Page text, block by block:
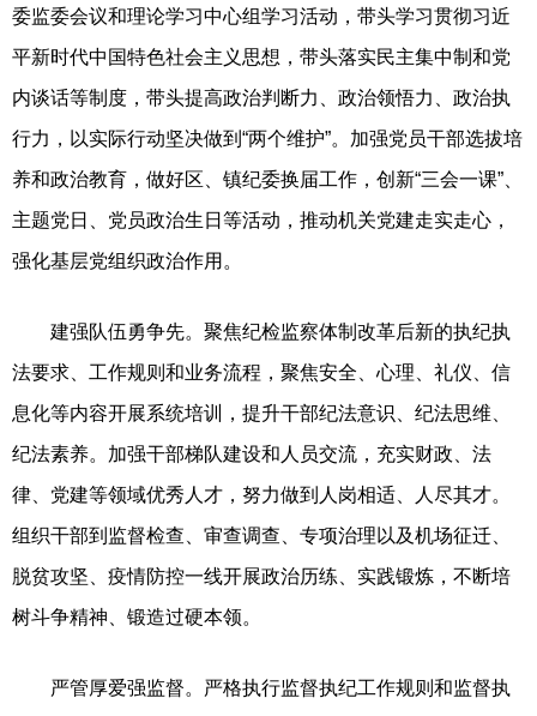
委监委会议和理论学习中心组学习活动，带头学习贯彻习近
平新时代中国特色社会主义思想，带头落实民主集中制和党
内谈话等制度，带头提高政治判断力、政治领悟力、政治执
行力，以实际行动坚决做到“两个维护”。加强党员干部选拔培
养和政治教育，做好区、镇纪委换届工作，创新“三会一课”、
主题党日、党员政治生日等活动，推动机关党建走实走心，
强化基层党组织政治作用。
建强队伍勇争先。聚焦纪检监察体制改革后新的执纪执
法要求、工作规则和业务流程，聚焦安全、心理、礼仪、信
息化等内容开展系统培训，提升干部纪法意识、纪法思维、
纪法素养。加强干部梯队建设和人员交流，充实财政、法
律、党建等领域优秀人才，努力做到人岗相适、人尽其才。
组织干部到监督检查、审查调查、专项治理以及机场征迁、
脱贫攻坚、疫情防控一线开展政治历练、实践锻炼，不断培
树斗争精神、锻造过硬本领。
严管厚爱强监督。严格执行监督执纪工作规则和监督执